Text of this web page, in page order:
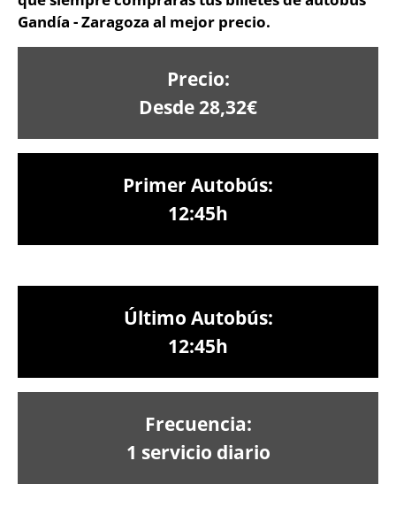
Gandía - Zaragoza al mejor precio.
Precio:
Desde 28,32€
Primer Autobús:
12:45h
Último Autobús:
12:45h
Frecuencia:
1 servicio diario